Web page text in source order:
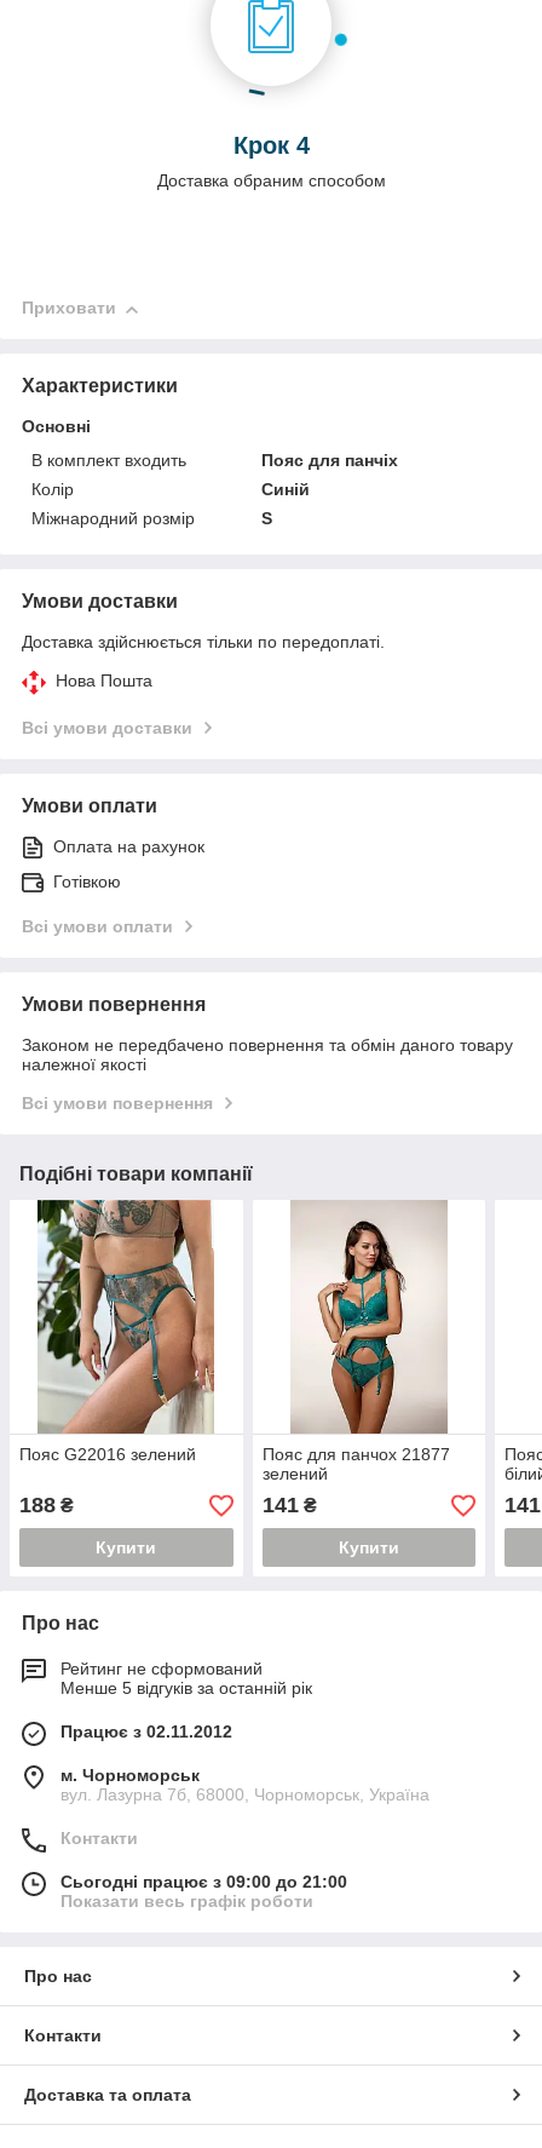
Крок 4
Доставка обраним способом
Приховати
Характеристики
Основні
В комплект входить
Пояс для панчіх
Колір
Синій
Міжнародний розмір
S
Умови доставки
Доставка здійснюється тільки по передоплаті.
Нова Пошта
Всі умови доставки
Умови оплати
Оплата на рахунок
Готівкою
Всі умови оплати
Умови повернення
Законом не передбачено повернення та обмін даного товару
належної якості
Всі умови повернення
Подібні товари компанії
Пояс G22016 зелений
188 ₴
Купити
Пояс для панчох 21877
зелений
141₴
Купити
141
Про нас
Рейтинг не сформований
Менше 5 відгуків за останній рік
Працює з 02.11.2012
м. Чорноморськ
вул. Лазурна 7б, 68000, Чорноморськ, Україна
Контакти
Сьогодні працює з 09:00 до 21:00
Показати весь графік роботи
Про нас
Контакти
Доставка та оплата